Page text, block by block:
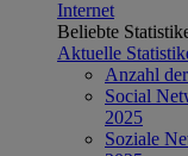
Internet
Beliebte
Aktuelle
Anzahl
Social
2025
Soziale